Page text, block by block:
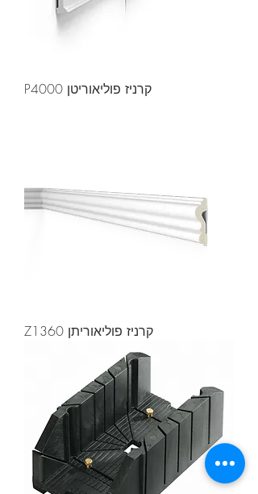
קרניז פוליאוריטן P4000
קרניז פוליאוריתן Z1360